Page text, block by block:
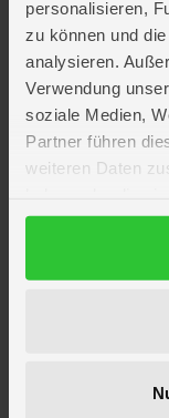
personalisieren,
zu können und
analysieren.
Verwendung
soziale Medien,
Partner führen
weiteren Daten
gesammelt haben.
Zum
Werde unser